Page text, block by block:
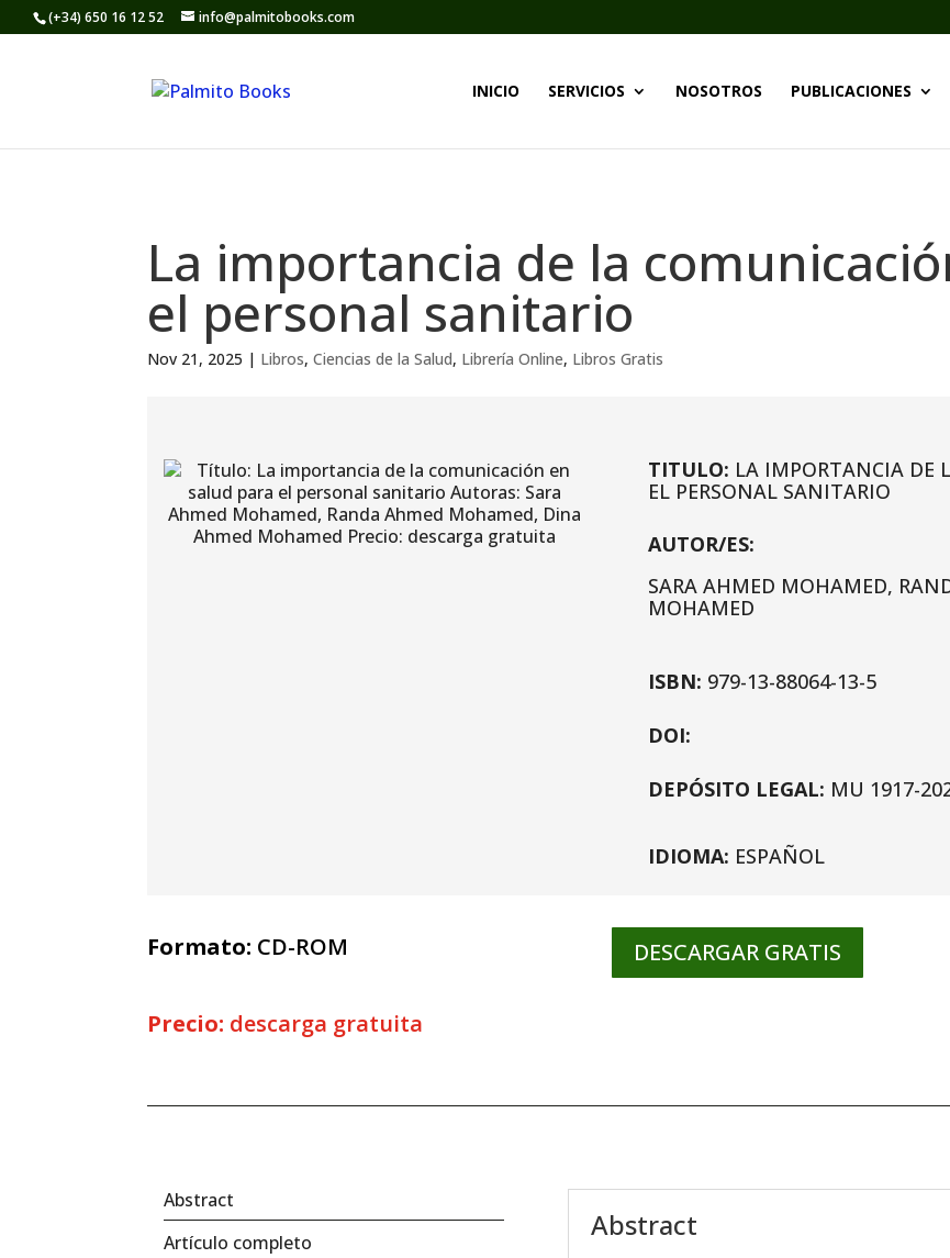
(+34) 650 16 12 52 info@palmitobooks.com
INICIO SERVICIOS NOSOTROS PUBLICACIONES
La importancia de la
el personal sanitario
Nov 21, 2025 | Libros,Ciencias de la Salud, Librería Online, Libros Gratis
TITULO: LA IMPORTANCIA DE
EL PERSONAL SANITARIO
AUTOR/ES:
SARA AHMED MOHAMED,
MOHAMED
ISBN: 979-13-88064-13-5
DOI:
DEPÓSITO LEGAL: MU 1917-
IDIOMA: ESPAÑOL
Formato: CD-ROM
Precio: descarga gratuita
DESCARGAR GRATIS
Abstract
Artículo completo
Abstract